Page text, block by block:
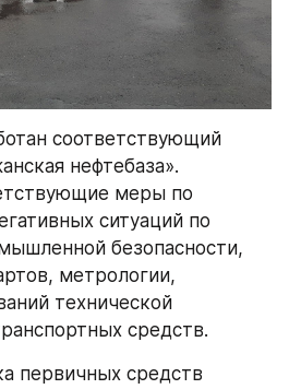
соответствующий
нефтебаза».
меры по
ситуаций по
безопасности,
метрологии,
технической
средств.
первичных средств